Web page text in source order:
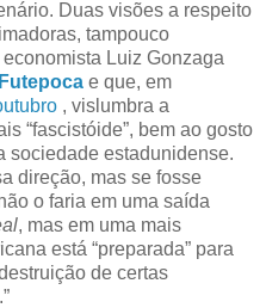
Duas visões a respeito
tampouco
Luiz Gonzaga
Futepoca e que, em
, vislumbra a
“fascistóide”, bem ao gosto
sociedade estadunidense.
direção, mas se fosse
o faria em uma saída
, mas em uma mais
está “preparada” para
de certas